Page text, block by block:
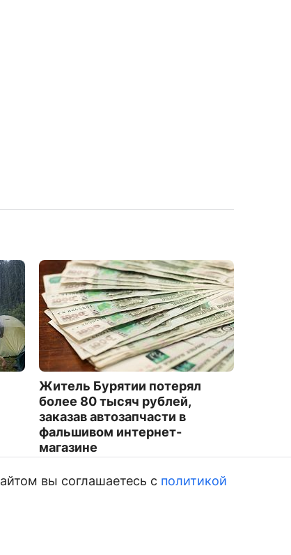
Житель Бурятии потерял
более 80 тысяч рублей,
заказав автозапчасти в
фальшивом интернет-
магазине
вы соглашаетесь с политикой